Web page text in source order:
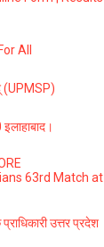
All
(UPMSP)
63rd Match at
उत्तर प्रदेश